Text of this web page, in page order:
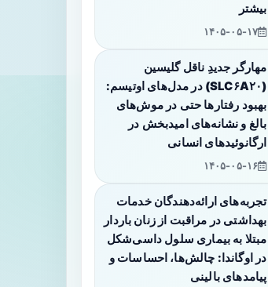
بیشتر
۱۴۰۵-۰۵-۱۷
مهارگر جدیدِ ناقل گلیسین
(SLC۶A۲۰) در مدل‌های اوتیسم:
بهبود رفتارها حتی در موش‌های
بالغ و نشانه‌های امیدبخش در
ارگانوئیدهای انسانی
۱۴۰۵-۰۵-۱۶
تجربه‌های ارائه‌دهندگان خدمات
بهداشتی در مراقبت از زنان باردار
مبتلا به بیماری سلول داسی‌شکل
در اوگاندا: چالش‌ها، احساسات و
پیامدهای بالینی